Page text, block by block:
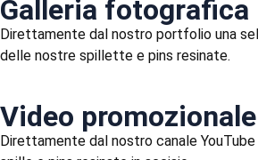
Galleria fotografica
Direttamente dal nostro portfolio una
delle nostre spillette e pins resinate.
Video promozionale
Direttamente dal nostro canale